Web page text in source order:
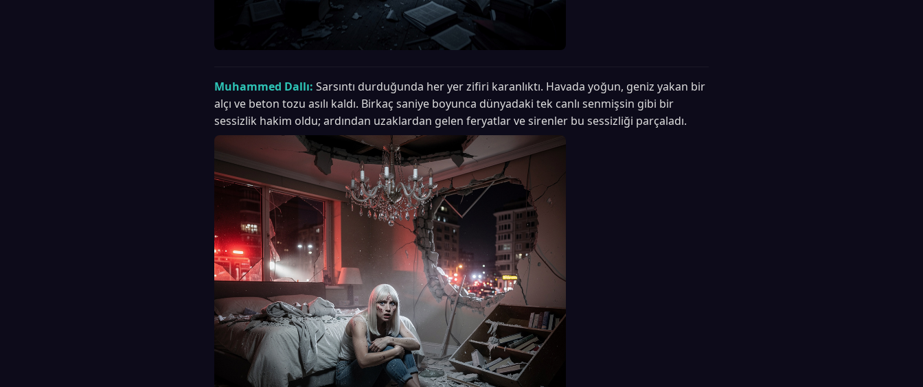
Muhammed Dallı: Sarsıntı durduğunda her yer zifiri karanlıktı. Havada yoğun, geniz yakan bir
alçı ve beton tozu asılı kaldı. Birkaç saniye boyunca dünyadaki tek canlı senmişsin gibi bir
sessizlik hakim oldu; ardından uzaklardan gelen feryatlar ve sirenler bu sessizliği parçaladı.